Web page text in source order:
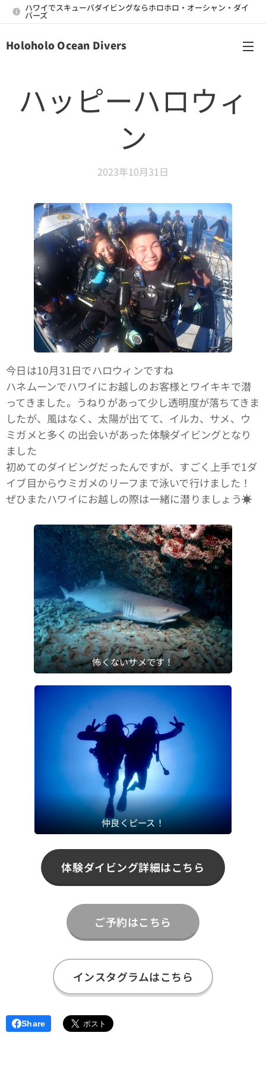
ハワイでスキューバダイビングならホロホロ・オーシャン・ダイ
バーズ
Holoholo Ocean Divers
ハッピーハロウィ
ン
2023年10月31日
今日は10月31日でハロウィンですね🎃
ハネムーンでハワイにお越しのお客様とワイキキで潜
ってきました。うねりがあって少し透明度が落ちてきま
したが、風はなく、太陽が出てて、イルカ、サメ、ウ
ミガメと多くの出会いがあった体験ダイビングとなり
ました🐬🦈🐢
初めてのダイビングだったんですが、すごく上手で1ダ
イブ目からウミガメのリーフまで泳いで行けました！
ぜひまたハワイにお越しの際は一緒に潜りましょう☀️
怖くないサメです！
仲良くピース！
体験ダイビング詳細はこちら
ご予約はこちら
インスタグラムはこちら
Share